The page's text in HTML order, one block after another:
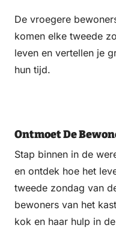
De vroegere
komen elke tweede
leven en vertellen je
hun tijd.
Ontmoet De
Stap binnen in de
en ontdek hoe het
tweede zondag van
bewoners van het
kok en haar hulp in